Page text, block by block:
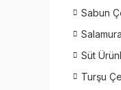
Sabun
Süt
Turşu